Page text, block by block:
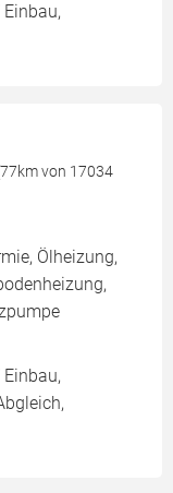
von 17034
Ölheizung,